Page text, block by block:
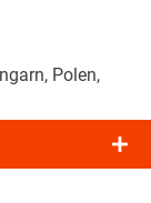
Polen,